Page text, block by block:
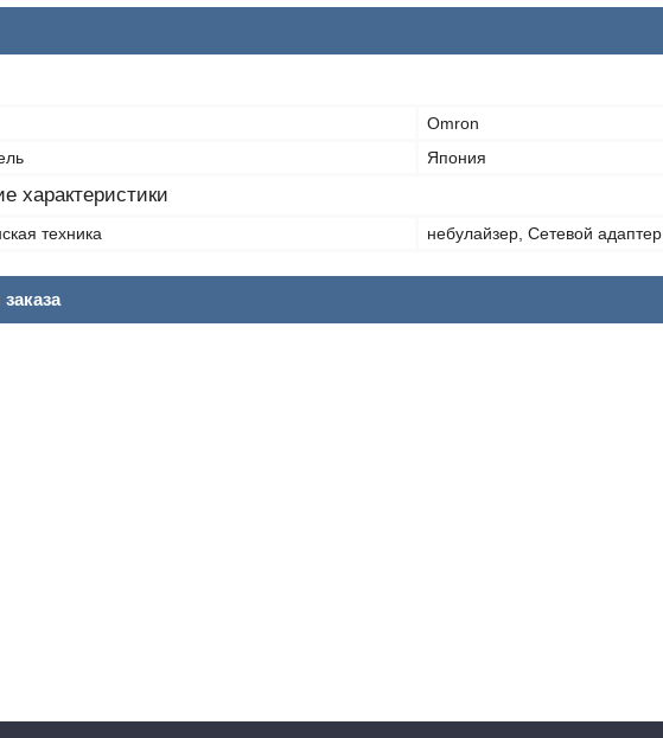
Omron
Япония
характеристики
техника небулайзер, Сетевой адаптер